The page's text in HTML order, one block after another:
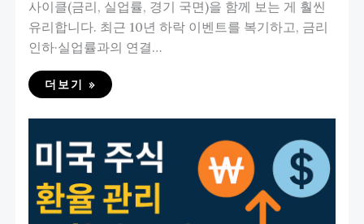
사이클(금리, 실업률, 경기 국면)을 함께 보는 게 훨씬
유리합니다. 최근 10년 하락 이벤트를 복기하고, 금리
인하·실업률과의 연결…
더보기 »